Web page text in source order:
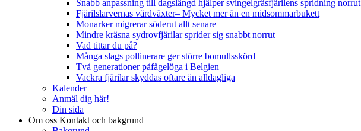
Snabb anpassning till dagslängd hjälper svingelgräsfjärilens spridning norrut
Fjärilslarvernas värdväxter– Mycket mer än en midsommarbukett
Monarker migrerar söderut allt senare
Mindre kräsna sydrovfjärilar sprider sig snabbt norrut
Vad tittar du på?
Många slags pollinerare ger större bomullsskörd
Två generationer påfågelöga i Belgien
Vackra fjärilar skyddas oftare än alldagliga
Kalender
Anmäl dig här!
Din sida
Om oss Kontakt och bakgrund